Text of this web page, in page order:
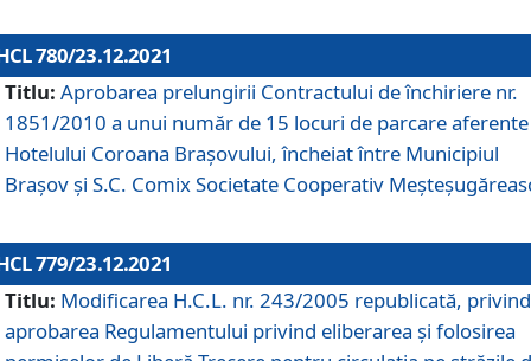
780/23.12.2021
Titlu: Aprobarea prelungirii Contractului de închiriere nr.
1851/2010 a unui număr de 15 locuri de parcare aferente
Hotelului Coroana Brașovului, încheiat între Municipiul
Braşov şi S.C. Comix Societate Cooperativ
779/23.12.2021
Titlu: Modificarea H.C.L. nr. 243/2005 republicată, privind
aprobarea Regulamentului privind eliberarea şi folosirea